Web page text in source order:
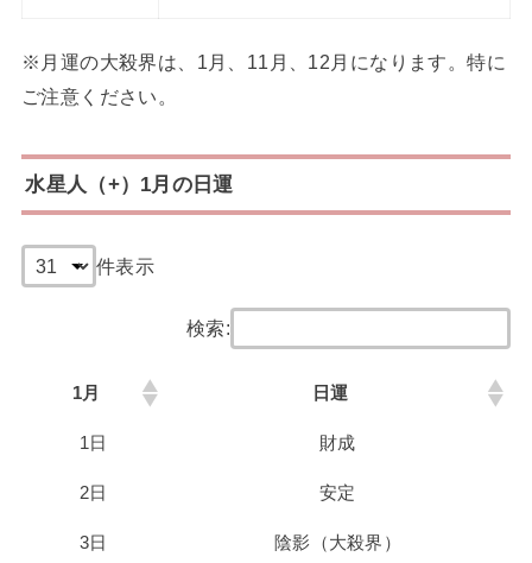
※月運の大殺界は、1月、11月、12月になります。特に
ご注意ください。
水星人（+）1月の日運
件表示
検索:
1月 日運
1日 財成
2日 安定
3日 陰影（大殺界）